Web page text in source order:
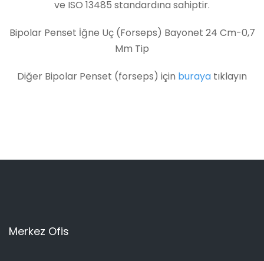
ve ISO 13485 standardına sahiptir.
Bipolar Penset İğne Uç (Forseps) Bayonet 24 Cm-0,7
Mm Tip
Diğer Bipolar Penset (forseps) için buraya tıklayın
Merkez Ofis